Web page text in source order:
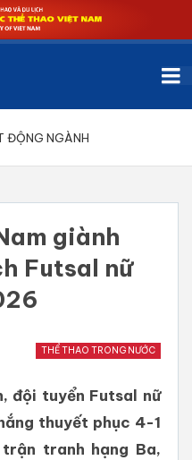
ĐỘNG NGÀNH
giành
Futsal nữ
THỂ THAO TRONG NƯỚC
đội tuyển Futsal nữ
thuyết phục 4-1
tranh hạng Ba,